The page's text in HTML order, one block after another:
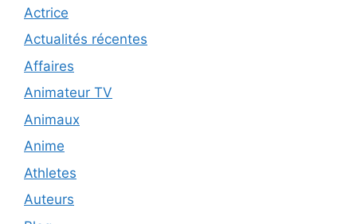
Actrice
Actualités récentes
Affaires
Animateur TV
Animaux
Anime
Athletes
Auteurs